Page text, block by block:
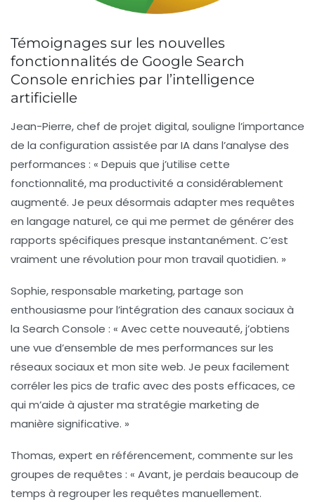
Témoignages sur les nouvelles
fonctionnalités de Google Search
Console enrichies par l’intelligence
artificielle
Jean-Pierre, chef de projet digital, souligne l’importance
de la configuration assistée par IAdans l’analyse des
performances : « Depuis que j’utilise cette
fonctionnalité, ma productivité a considérablement
augmenté. Je peux désormais adapter mes requêtes
en langage naturel, ce qui me permet de générer des
rapports spécifiques presque instantanément. C’est
vraiment une révolution pour mon travail quotidien. »
Sophie, responsable marketing, partage son
enthousiasme pour l’intégration des canaux sociauxà
la Search Console : « Avec cette nouveauté, j’obtiens
une vue d’ensemble de mes performances sur les
réseaux sociaux et mon site web. Je peux facilement
corréler les pics de trafic avec des posts efficaces, ce
qui m’aide à ajuster ma stratégie marketing de
manière significative. »
Thomas, expert en référencement, commente sur les
groupes de requêtes : « Avant, je perdais beaucoup de
temps à regrouper les requêtes manuellement.